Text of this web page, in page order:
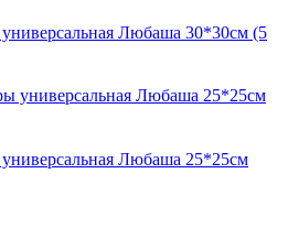
Любаша 30*30см (5
Любаша 25*25см